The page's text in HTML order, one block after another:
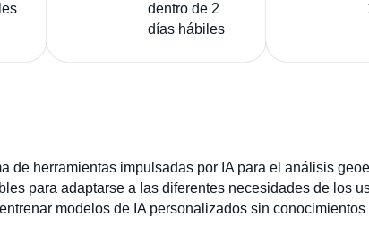
dentro de 2
días hábiles
de herramientas impulsadas por IA para el análisis
para adaptarse a las diferentes necesidades de los
modelos de IA personalizados sin